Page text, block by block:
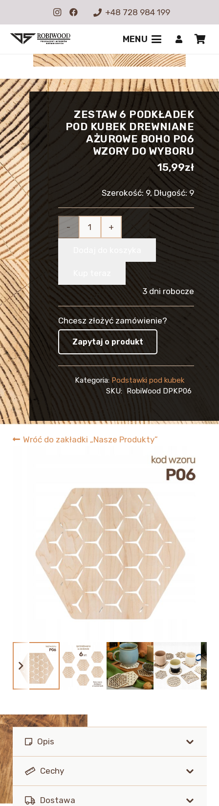
+48 728 984 199
MENU
Wróć do zakładki „Nasze Produkty”
ZESTAW 6 PODKŁADEK
POD KUBEK DREWNIANE
AŻUROWE BOHO P06
WZORY DO WYBORU
15,99zł
Szerokość: 9, Długość: 9
ilość
Podkładek
pod Kubek
Drewniane
Ażurowe
Boho
3 dni robocze
Chcesz złożyć zamówienie?
Zapytaj o produkt
Kategoria: Podstawki pod kubek
SKU: RobiWood DPKP06
Opis
Cechy
Dostawa